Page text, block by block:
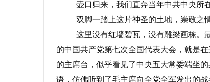
壶口归来，我们直奔当年中共中央所
双脚一踏上这片神圣的土地，崇敬之
这里没有红墙碧瓦，没有雕梁画栋。
的中国共产党第七次全国代表大会，就是
的主席台，似乎看见了中央五大常委端坐
语，仿佛听到了毛主席向全党全军发出的